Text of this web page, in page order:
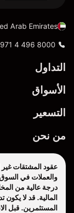
Arab Emirates
4 496 8000
التداول
الأسواق
التسعير
من نحن
عقود المشتقات
والعملات في
درجة عالية من
المالية. قد لا
المستثمرين. قبل